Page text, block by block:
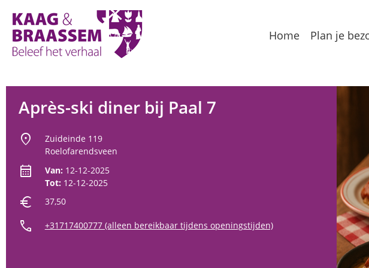
Home Plan je
Après-ski diner bij Paal 7
location_on
Zuideinde 119
Roelofarendsveen
calendar_month Van: 12-12-2025
Tot: 12-12-2025
euro 37,50
call +31717400777 (alleen bereikbaar tijdens openingstijden)